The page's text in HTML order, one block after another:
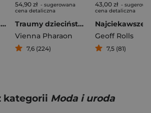
Syndrom oszusta. Jak uciszyć wewnętrznego krytyka i wreszcie rozwinąć skrzydła
54,90 zł - sugerowana
cena detaliczna
Traumy dzieciństwa. Jak przełamanie rodzinnych wzorców może uwolnić nasze życie i miłość.
Vienna Pharaon
7,6 (224)
43,00 zł -
cena detaliczna
Geoff Rolls
7,5 (81)
kategorii Moda i uroda